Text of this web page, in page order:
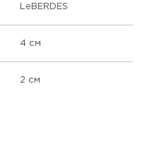
LeBERDES
4 см
2 см